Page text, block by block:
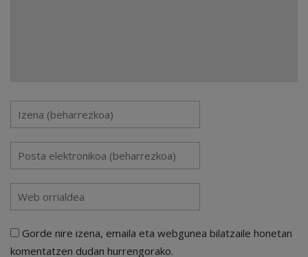
Gorde nire izena, emaila eta webgunea bilatzaile honetan
komentatzen dudan hurrengorako.